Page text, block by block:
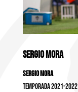
SERGIO MORA
Sergio Mora
Temporada 2021-2022